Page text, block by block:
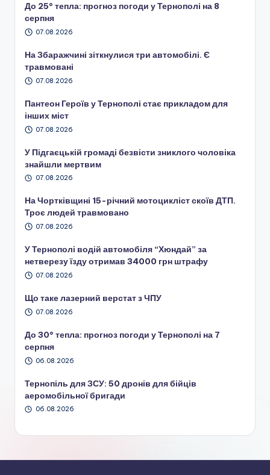
До 25° тепла: прогноз погоди у Тернополі на 8
серпня
07.08.2026
На Збаражчині зіткнулися три автомобілі. Є
травмовані
07.08.2026
Пантеон Героїв у Тернополі стає прикладом для
інших міст
07.08.2026
У Підгаєцькій громаді безвісти зниклого чоловіка
знайшли мертвим
07.08.2026
На Чортківщині 15-річний мотоцикліст скоїв ДТП.
Троє людей травмовано
07.08.2026
У Тернополі водій автомобіля “Хюндай” за
нетверезу їзду отримав 34000 грн штрафу
07.08.2026
Що таке лазерний верстат з ЧПУ
07.08.2026
До 30° тепла: прогноз погоди у Тернополі на 7
серпня
06.08.2026
Тернопіль для ЗСУ: 50 дронів для бійців
аеромобільної бригади
06.08.2026